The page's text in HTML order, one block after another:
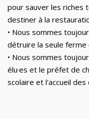
pour sauver les riches
destiner à la
• Nous sommes
détruire la seule ferme
• Nous sommes
élu·es et le préfet de
scolaire et l'accueil des